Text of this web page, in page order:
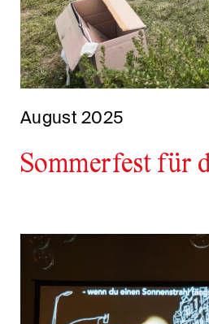
August 2025
Sommerfest für